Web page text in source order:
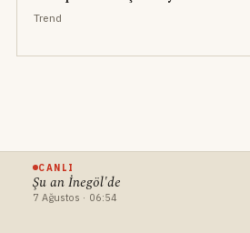
Trend
CANLI
Şu an İnegöl'de
7 Ağustos · 06:54